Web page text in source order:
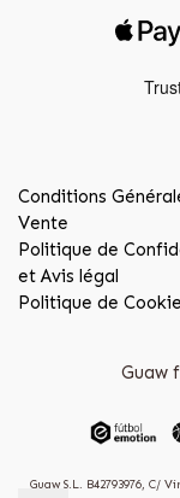
Conditions
Vente
Politique de
et Avis légal
Politique de
Guaw
Guaw S.L. B42793976, C/